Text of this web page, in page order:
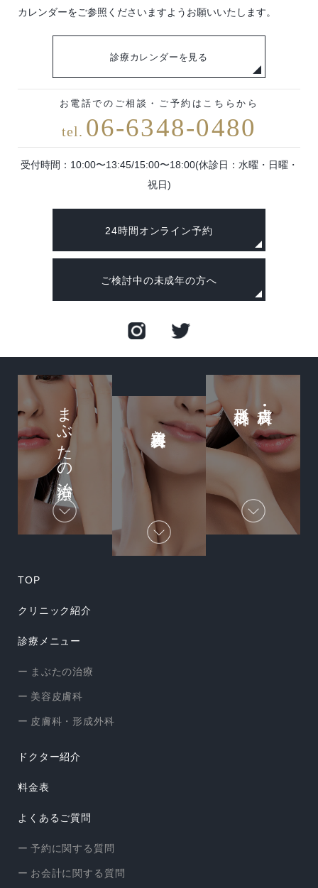
カレンダーをご参照くださいますようお願いいたします。
診療カレンダーを見る
お電話でのご相談・ご予約はこちらから
tel. 06-6348-0480
受付時間：10:00〜13:45/15:00〜18:00(休診日：水曜・日曜・
祝日)
24時間オンライン予約
ご検討中の未成年の方へ
まぶたの治療 •
TOP
クリニック紹介
診療メニュー
まぶたの治療
美容皮膚科
皮膚科・形成外科
ドクター紹介
料金表
よくあるご質問
予約に関する質問
お会計に関する質問